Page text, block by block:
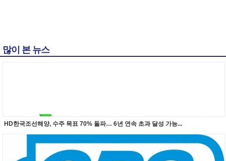
많이 본 뉴스
HD한국조선해양, 수주 목표 70% 돌파… 6년 연속 초과 달성 가능...